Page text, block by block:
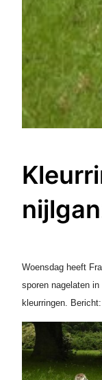
Woensdag heeft
sporen nagelaten
kleurringen.